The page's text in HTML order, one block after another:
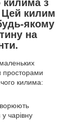
килима з
Цей килим
якому
на
просторами
килима:
чарівну